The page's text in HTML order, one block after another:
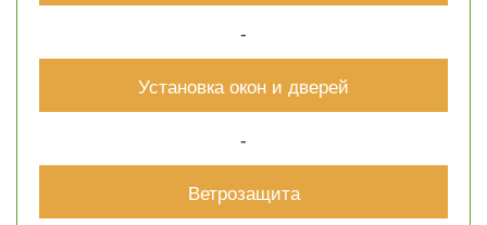
-
Установка окон и дверей
-
Ветрозащита